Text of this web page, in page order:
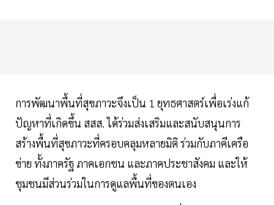
การพัฒนาพื้นที่สุขภาวะจึงเป็น 1 ยุทธศาสตร์เพื่อเร่งแก้
ปัญหาที่เกิดขึ้น สสส. ได้ร่วมส่งเสริมและสนับสนุนการ
สร้างพื้นที่สุขภาวะที่ครอบคลุมหลายมิติ ร่วมกับภาคีเครือ
ข่าย ทั้งภาครัฐ ภาคเอกชน และภาคประชาสังคม และให้
ชุมชนมีส่วนร่วมในการดูแลพื้นที่ของตนเอง